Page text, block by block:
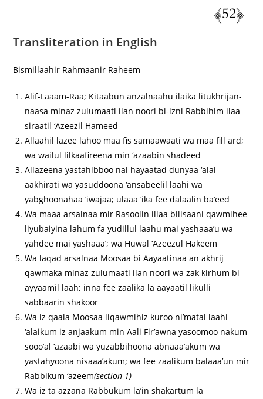
﴿52﴾
Transliteration in English
Bismillaahir Rahmaanir Raheem
Alif-Laaam-Raa; Kitaabun anzalnaahu ilaika litukhrijan-
naasa minaz zulumaati ilan noori bi-izni Rabbihim ilaa
siraatil ‘Azeezil Hameed
Allaahil lazee lahoo maa fis samaawaati wa maa fill ard;
wa wailul lilkaafireena min ‘azaabin shadeed
Allazeena yastahibboo nal hayaatad dunyaa ‘alal
aakhirati wa yasuddoona ‘ansabeelil laahi wa
yabghoonahaa ‘iwajaa; ulaaa ‘ika fee dalaalin ba’eed
Wa maaa arsalnaa mir Rasoolin illaa bilisaani qawmihee
liyubaiyina lahum fa yudillul laahu mai yashaaa’u wa
yahdee mai yashaaa’; wa Huwal ‘Azeezul Hakeem
Wa laqad arsalnaa Moosaa bi Aayaatinaa an akhrij
qawmaka minaz zulumaati ilan noori wa zak kirhum bi
ayyaamil laah; inna fee zaalika la aayaatil likulli
sabbaarin shakoor
Wa iz qaala Moosaa liqawmihiz kuroo ni’matal laahi
‘alaikum iz anjaakum min Aali Fir’awna yasoomoo nakum
sooo’al ‘azaabi wa yuzabbihoona abnaaa’akum wa
yastahyoona nisaaa’akum; wa fee zaalikum balaaa’un mir
Rabbikum ‘azeem(section 1)
Wa iz ta azzana Rabbukum la’in shakartum la